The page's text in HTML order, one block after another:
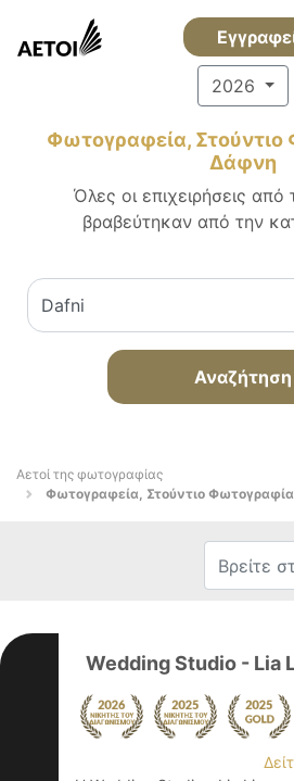
2026
Φωτογραφεία,
Δάφνη
Όλες οι επιχειρήσεις
βραβεύτηκαν από την
Αναζήτηση
Αετοί της φωτογραφίας
Φωτογραφεία, Στούντιο
Wedding Studio - Lia